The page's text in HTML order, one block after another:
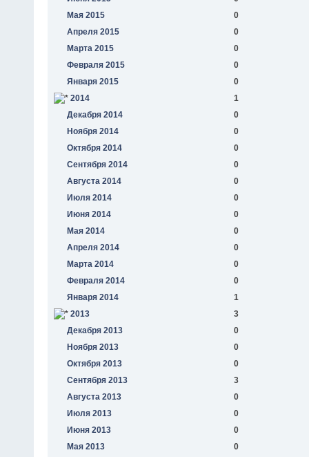
Мая 2015
0
Апреля 2015
0
Марта 2015
0
Февраля 2015
0
Января 2015
0
2014
1
Декабря 2014
0
Ноября 2014
0
Октября 2014
0
Сентября 2014
0
Августа 2014
0
Июля 2014
0
Июня 2014
0
Мая 2014
0
Апреля 2014
0
Марта 2014
0
Февраля 2014
0
Января 2014
1
2013
3
Декабря 2013
0
Ноября 2013
0
Октября 2013
0
Сентября 2013
3
Августа 2013
0
Июля 2013
0
Июня 2013
0
Мая 2013
0